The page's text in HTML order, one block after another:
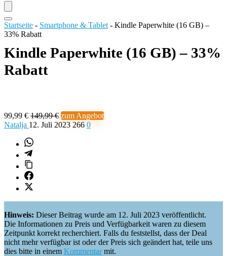
Startseite - Smartphone & Tablet - Kindle Paperwhite (16 GB) –
33% Rabatt
Kindle Paperwhite (16 GB) – 33%
Rabatt
99,99 € 149,99 € zum Angebot
Natalja 12. Juli 2023 266 0
Hinweis: Dieser Beitrag wurde am 12. Juli 2023 veröffentlicht.
Die Informationen zu Preis und Verfügbarkeit waren zu diesem
Zeitpunkt korrekt recherchiert. Falls du feststellst, dass der Deal
nicht mehr verfügbar ist oder der Preis sich geändert hat, teile uns
dies bitte in einem Kommentarmit.